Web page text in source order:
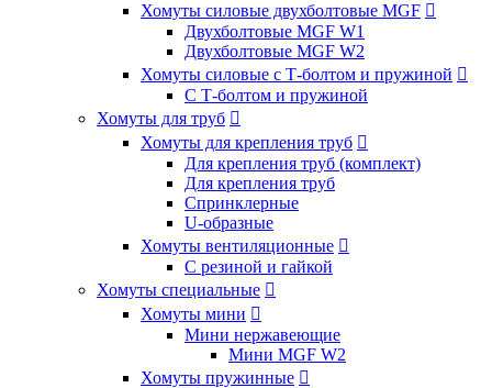
Хомуты силовые двухболтовые MGF 
Двухболтовые MGF W1
Двухболтовые MGF W2
Хомуты силовые с Т-болтом и пружиной 
С Т-болтом и пружиной
Хомуты для труб 
Хомуты для крепления труб 
Для крепления труб (комплект)
Для крепления труб
Спринклерные
U-образные
Хомуты вентиляционные 
С резиной и гайкой
Хомуты специальные 
Хомуты мини 
Мини нержавеющие
Мини MGF W2
Хомуты пружинные 